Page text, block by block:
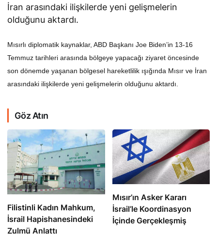
İran arasındaki ilişkilerde yeni gelişmelerin
olduğunu aktardı.
Mısırlı diplomatik kaynaklar, ABD Başkanı Joe Biden’in 13-16
Temmuz tarihleri ​​arasında bölgeye yapacağı ziyaret öncesinde
son dönemde yaşanan bölgesel hareketlilik ışığında Mısır ve İran
arasındaki ilişkilerde yeni gelişmelerin olduğunu aktardı.
Göz Atın
Filistinli Kadın Mahkum,
İsrail Hapishanesindeki
Zulmü Anlattı
Mısır’ın Asker Kararı
İsrail’le Koordinasyon
İçinde Gerçekleşmiş